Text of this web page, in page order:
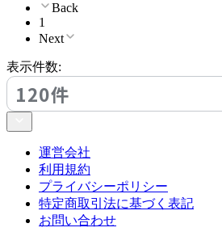
STELLAR WORKS
ステラワークス
ヴィンセント シェパード
Back
1
Next
表示件数:
120件
運営会社
利用規約
プライバシーポリシー
特定商取引法に基づく表記
お問い合わせ